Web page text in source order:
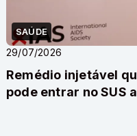
SAÚDE
29/07/2026
Remédio injetável
pode entrar no SUS